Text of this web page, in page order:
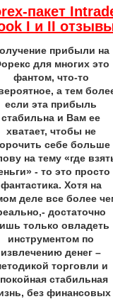
пакет
I и II
прибыли на
для многих это
фантом, что-то
а тем
если эта прибыль
стабильна и Вам ее
хватает, чтобы не
себе больше
на тему «где
- то это просто
фантастика. Хотя на
деле все более
достаточно
только овладеть
инструментом по
извлечению денег –
торговли и
стабильная
без финансовых